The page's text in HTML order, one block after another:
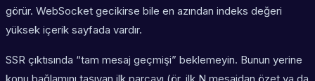
görür. WebSocket gecikirse bile en azından indeks değeri
yüksek içerik sayfada vardır.
SSR çıktısında “tam mesaj geçmişi” beklemeyin. Bunun yerine